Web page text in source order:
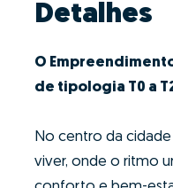
Detalhes
O
de tipologia T0 a
No centro da cidade
viver, onde o ritmo